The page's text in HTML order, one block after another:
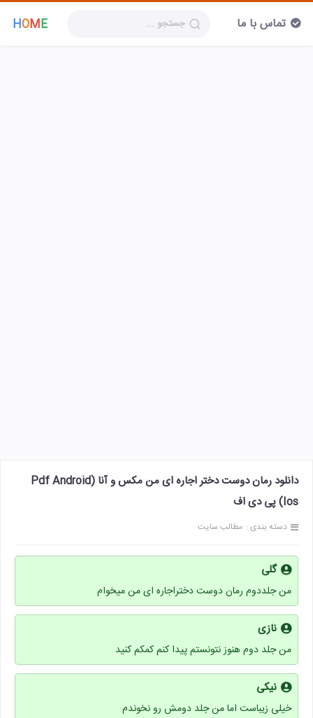
HOME تماس با ما
دانلود رمان دوست دختر اجاره ای من مکس و آنا (Pdf Android
Ios) پی دی اف
دسته بندی : مطالب سایت
گلی
من جلددوم رمان دوست دختراجاره ای من میخوام
نازی
من جلد دوم هنوز نتونستم پیدا کنم کمکم کنید
نیکی
خیلی زیباست اما من جلد دومش رو نخوندم